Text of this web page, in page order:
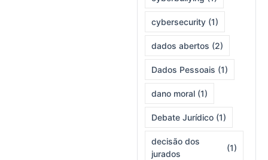
cybersecurity (1)
dados abertos (2)
Dados Pessoais (1)
dano moral (1)
Debate Jurídico (1)
decisão dos
jurados
(1)